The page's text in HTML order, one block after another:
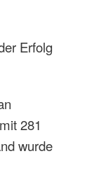
Erfolg
281
wurde